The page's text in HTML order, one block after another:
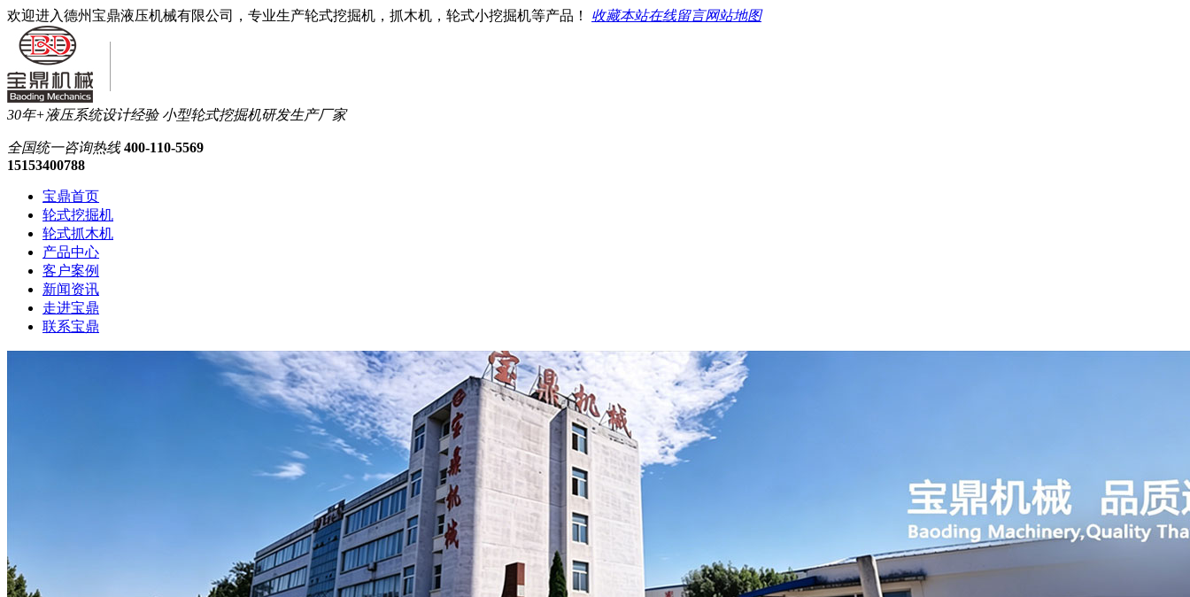
欢迎进入德州宝鼎液压机械有限公司，专业生产轮式挖掘机，抓木机，轮式小挖掘机等产品！ 收藏本站在线留言网站地图
30年+液压系统设计经验 小型轮式挖掘机研发生产厂家
全国统一咨询热线 400-110-5569
15153400788
宝鼎首页
轮式挖掘机
轮式抓木机
产品中心
客户案例
新闻资讯
走进宝鼎
联系宝鼎